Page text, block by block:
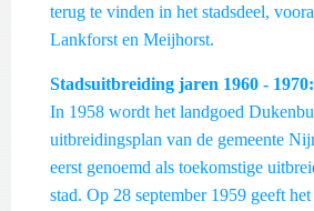
terug te vinden in het stadsdeel,
Lankforst en Meijhorst.
Stadsuitbreiding jaren 1960 - 1970:
In 1958 wordt het landgoed
uitbreidingsplan van de gemeente
eerst genoemd als toekomstige
stad. Op 28 september 1959 geeft